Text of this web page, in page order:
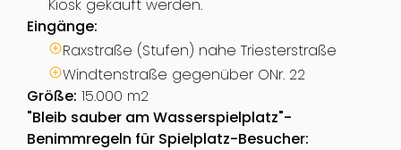
Kiosk gekauft werden.
Eingänge:
Raxstraße (Stufen) nahe Triesterstraße
Windtenstraße gegenüber ONr. 22
Größe: 15.000 m2
"Bleib sauber am Wasserspielplatz"-
Benimmregeln für Spielplatz-Besucher: